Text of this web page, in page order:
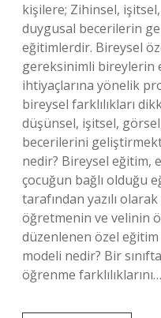
kişilere; Zihinsel,
duygusal becerilerin
eğitimlerdir. Bireysel
gereksinimli bireylerin
ihtiyaçlarına yönelik
bireysel farklılıkları
düşünsel, işitsel,
becerilerini
nedir? Bireysel eğitim,
çocuğun bağlı olduğu
tarafından yazılı
öğretmenin ve velinin
düzenlenen özel
modeli nedir? Bir
öğrenme farklılıklarını…